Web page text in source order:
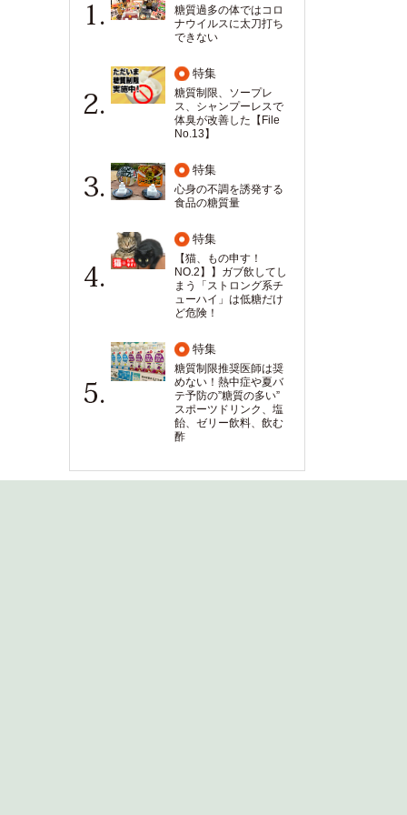
糖質過多の体ではコロ
ナウイルスに太刀打ち
できない
特集
糖質制限、ソープレ
ス、シャンプーレスで
体臭が改善した【File
No.13】
特集
心身の不調を誘発する
食品の糖質量
特集
【猫、もの申す！
NO.2】】ガブ飲してし
まう「ストロング系チ
ューハイ」は低糖だけ
ど危険！
特集
糖質制限推奨医師は奨
めない！熱中症や夏バ
テ予防の”糖質の多い”
スポーツドリンク、塩
飴、ゼリー飲料、飲む
酢